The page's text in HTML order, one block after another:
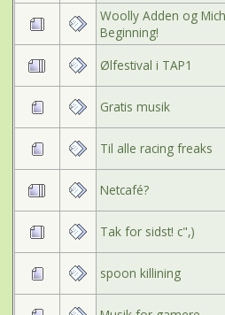
Woolly Adden og
Beginning!
Ølfestival i TAP1
Gratis musik
Til alle racing freaks
Netcafé?
Tak for sidst! c",)
spoon killining